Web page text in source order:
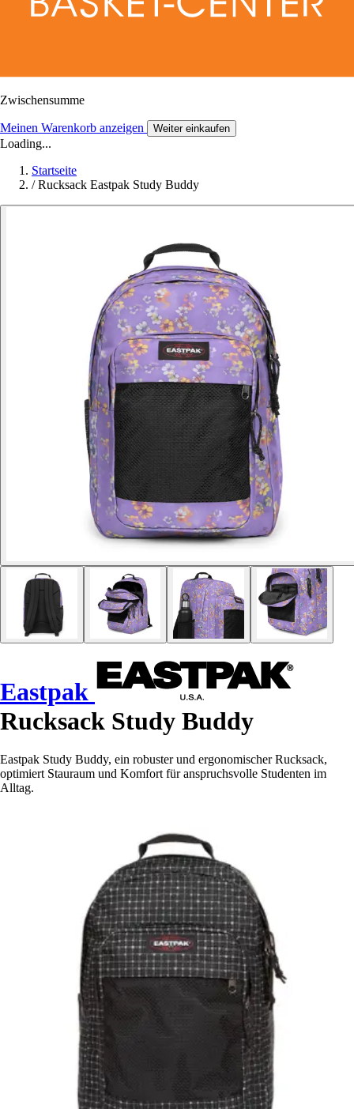
Zwischensumme
Meinen Warenkorb anzeigen Weiter einkaufen
Loading...
Startseite
/ Rucksack Eastpak Study Buddy
Eastpak
Rucksack Study Buddy
Eastpak Study Buddy, ein robuster und ergonomischer Rucksack,
optimiert Stauraum und Komfort für anspruchsvolle Studenten im
Alltag.